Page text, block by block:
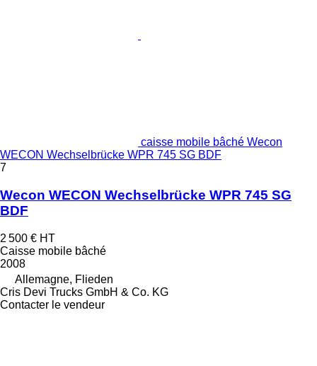
caisse mobile bâché Wecon
WECON Wechselbrücke WPR 745 SG BDF
7
Wecon WECON Wechselbrücke WPR 745 SG
BDF
2 500 € HT
Caisse mobile bâché
2008
Allemagne, Flieden
Cris Devi Trucks GmbH & Co. KG
Contacter le vendeur